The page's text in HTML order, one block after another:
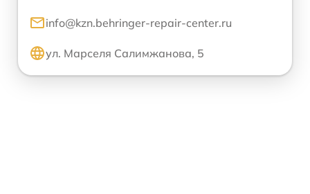
info@kzn.behringer-repair-center.ru
ул. Марселя Салимжанова, 5